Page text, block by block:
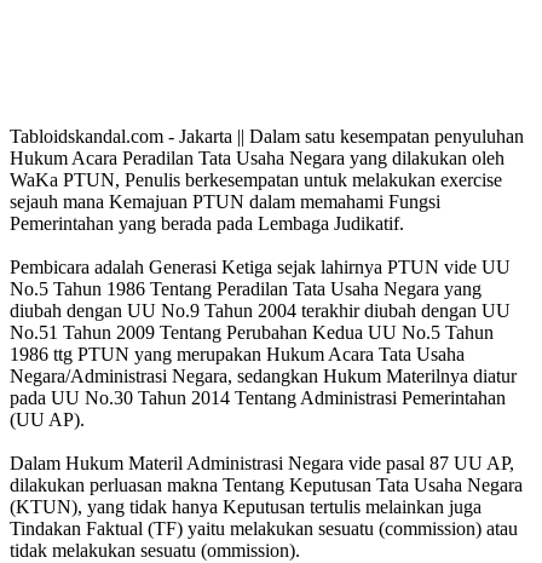
Tabloidskandal.com - Jakarta || Dalam satu kesempatan penyuluhan
Hukum Acara Peradilan Tata Usaha Negara yang dilakukan oleh
WaKa PTUN, Penulis berkesempatan untuk melakukan exercise
sejauh mana Kemajuan PTUN dalam memahami Fungsi
Pemerintahan yang berada pada Lembaga Judikatif.
Pembicara adalah Generasi Ketiga sejak lahirnya PTUN vide UU
No.5 Tahun 1986 Tentang Peradilan Tata Usaha Negara yang
diubah dengan UU No.9 Tahun 2004 terakhir diubah dengan UU
No.51 Tahun 2009 Tentang Perubahan Kedua UU No.5 Tahun
1986 ttg PTUN yang merupakan Hukum Acara Tata Usaha
Negara/Administrasi Negara, sedangkan Hukum Materilnya diatur
pada UU No.30 Tahun 2014 Tentang Administrasi Pemerintahan
(UU AP).
Dalam Hukum Materil Administrasi Negara vide pasal 87 UU AP,
dilakukan perluasan makna Tentang Keputusan Tata Usaha Negara
(KTUN), yang tidak hanya Keputusan tertulis melainkan juga
Tindakan Faktual (TF) yaitu melakukan sesuatu (commission) atau
tidak melakukan sesuatu (ommission).